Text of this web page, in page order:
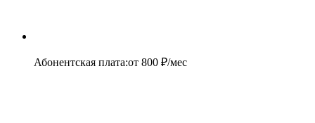
Абонентская плата:от 800 ₽/мес